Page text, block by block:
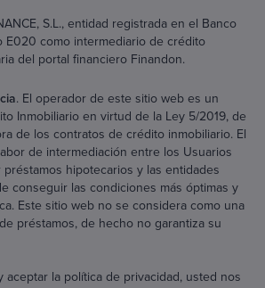
S.L., entidad registrada en el Banco
E020 como intermediario de crédito
del portal financiero Finandon.
. El operador de este sitio web es un
Inmobiliario en virtud de la Ley 5/2019, de
de los contratos de crédito inmobiliario. El
de intermediación entre los Usuarios
hipotecarios y las entidades
conseguir las condiciones más óptimas y
Este sitio web no se considera como una
préstamos, de hecho no garantiza su
la política de privacidad, usted nos